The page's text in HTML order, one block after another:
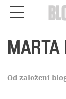
MARTA
Od založení